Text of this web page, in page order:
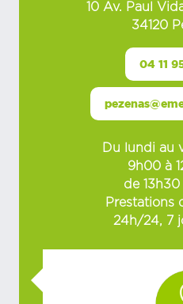
10 Av. Paul
34120
04 11
Du lundi au
9h00 à
de 13h30
Prestations
24h/24, 7